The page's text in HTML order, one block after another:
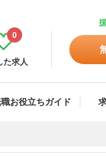
た求人
0
お役立ちガイド